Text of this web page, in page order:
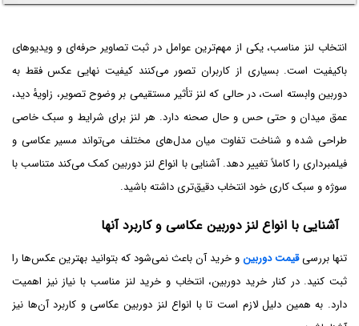
انتخاب لنز مناسب، یکی از مهم‌ترین عوامل در ثبت تصاویر حرفه‌ای و ویدیوهای
باکیفیت است. بسیاری از کاربران تصور می‌کنند کیفیت نهایی عکس فقط به
دوربین وابسته است، در حالی که لنز تأثیر مستقیمی بر وضوح تصویر، زاویۀ دید،
عمق میدان و حتی حس و حال صحنه دارد. هر لنز برای شرایط و سبک خاصی
طراحی شده و شناخت تفاوت میان مدل‌های مختلف می‌تواند مسیر عکاسی و
فیلمبرداری را کاملاً تغییر دهد. آشنایی با انواع لنز دوربین کمک می‌کند متناسب با
سوژه و سبک کاری خود انتخاب دقیق‌تری داشته باشید.
آشنایی با انواع لنز دوربین عکاسی و کاربرد آنها
تنها بررسیقیمت دوربینو خرید آن باعث نمی‌شود که بتوانید بهترین عکس‌ها را
ثبت کنید. در کنار خرید دوربین، انتخاب و خرید لنز مناسب با نیاز نیز اهمیت
دارد. به همین دلیل لازم است تا با انواع لنز دوربین عکاسی و کاربرد آن‌ها نیز